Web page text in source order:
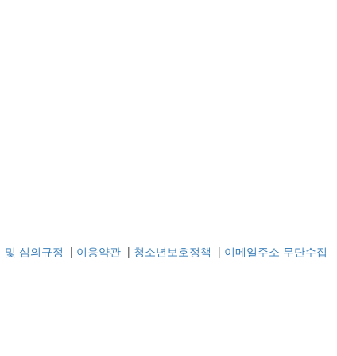
및 심의규정 | 이용약관 | 청소년보호정책 | 이메일주소 무단수집